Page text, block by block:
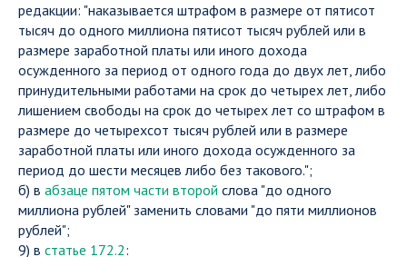
редакции: "наказывается штрафом в размере от пятисот
тысяч до одного миллиона пятисот тысяч рублей или в
размере заработной платы или иного дохода
осужденного за период от одного года до двух лет, либо
принудительными работами на срок до четырех лет, либо
лишением свободы на срок до четырех лет со штрафом в
размере до четырехсот тысяч рублей или в размере
заработной платы или иного дохода осужденного за
период до шести месяцев либо без такового.";
б) в абзаце пятом части второй слова "до одного
миллиона рублей" заменить словами "до пяти миллионов
рублей";
9) в статье 172.2: